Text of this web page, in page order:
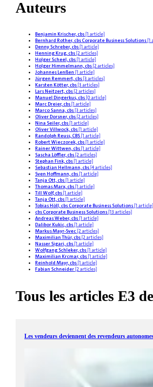
Auteurs
Benjamin Krischer, cbs [1 article]
Bernhard Rother, cbs Corporate Business Solutions [1
Denny Schreber, cbs [1 article]
Henning Krug, cbs [2 articles]
Holger Scheel, cbs [1 article]
Holger Himmelmann, cbs [2 articles]
Johannes Lenßen [1 article]
Jürgen Remmert, cbs [3 articles]
Karsten Kötter, cbs [3 articles]
Lars Neitzert, cbs [2 articles]
Manuel Dingerkus, cbs [0 article]
Marc Dreier, cbs [1 article]
Marco Sanna, cbs [3 articles]
Oliver Dorsner, cbs [2 articles]
Nina Seiler, cbs [1 article]
Oliver Villwock, cbs [1 article]
Randolph Reuss, CBS [1 article]
Robert Wieczorek, cbs [1 article]
Rainer Wittwen, cbs [1 article]
Sascha Löffler, cbs [2 articles]
Stephan Fink, cbs [1 article]
Sebastian Hellmann, cbs [4 articles]
Sven Hoffmann, cbs [1 article]
Tanja Ott, cbs [1 article]
Thomas Marx, cbs [1 article]
Till Wolf, cbs [1 article]
Tanja Ott, cbs [1 article]
Tobias Höll, cbs Corporate Business Solutions [1 article]
cbs Corporate Business Solutions [13 articles]
Andreas Weber, cbs [1 article]
Dalibor Kukic, cbs [1 article]
Markus Mayr-Svec [2 articles]
Maximilian Thür, cbs [2 articles]
Nasser Sigari, cbs [1 article]
Wolfgang Schleker, cbs [1 article]
Maximilian Krcmar, cbs [1 article]
Reinhold Mayr, cbs [1 article]
Fabian Schneider [2 articles]
Tous les articles E3
Les vendeurs deviennent des revendeurs